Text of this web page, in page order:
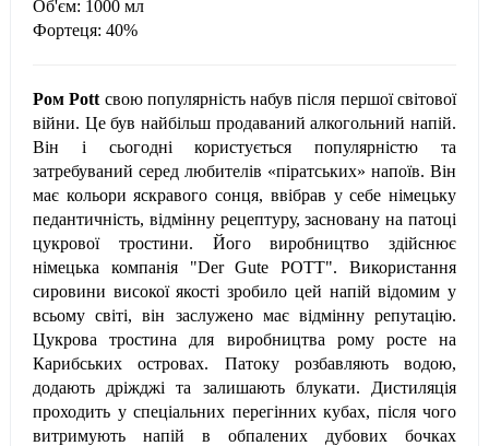
Об'єм: 1000 мл
Фортеця: 40%
Ром Pott свою популярність набув після першої світової
війни. Це був найбільш продаваний алкогольний напій.
Він і сьогодні користується популярністю та
затребуваний серед любителів «піратських» напоїв. Він
має кольори яскравого сонця, ввібрав у себе німецьку
педантичність, відмінну рецептуру, засновану на патоці
цукрової тростини. Його виробництво здійснює
німецька компанія "Der Gute POTT". Використання
сировини високої якості зробило цей напій відомим у
всьому світі, він заслужено має відмінну репутацію.
Цукрова тростина для виробництва рому росте на
Карибських островах. Патоку розбавляють водою,
додають дріжджі та залишають блукати. Дистиляція
проходить у спеціальних перегінних кубах, після чого
витримують напій в обпалених дубових бочках